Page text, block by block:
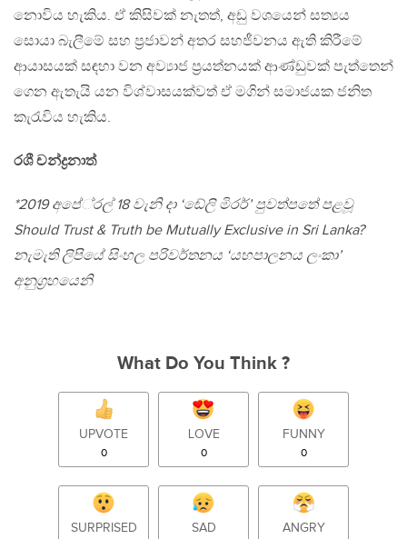
නොවිය හැකිය. ඒ කිසිවක් නැතත්, අඩු වශයෙන් සත්‍යය
සොයා බැලීමේ සහ ප‍්‍රජාවන් අතර සහජීවනය ඇති කිරීමේ
ආයාසයක් සඳහා වන අව්‍යාජ ප‍්‍රයත්නයක් ආණ්ඩුවක් පැත්තෙන්
ගෙන ඇතැයි යන විශ්වාසයක්වත් ඒ මගින් සමාජයක ජනිත
කැරැවිය හැකිය.
රශී චන්ද්‍රනාත්
*2019 අපේ‍්‍රල් 18 වැනි දා ‘ඬේලි මිරර්’ පුවත්පතේ පළවූ
Should Trust & Truth be Mutually Exclusive in Sri Lanka?
නැමැති ලිපියේ සිංහල පරිවර්තනය ‘යහපාලනය ලංකා’
අනුග‍්‍රහයෙනි
What Do You Think ?
UPVOTE
0
LOVE
0
FUNNY
0
SURPRISED SAD ANGRY